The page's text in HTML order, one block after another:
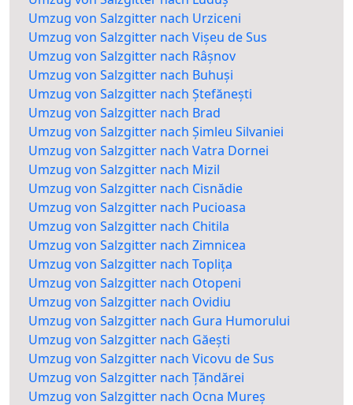
Umzug von Salzgitter nach Urziceni
Umzug von Salzgitter nach Vișeu de Sus
Umzug von Salzgitter nach Râșnov
Umzug von Salzgitter nach Buhuși
Umzug von Salzgitter nach Ștefănești
Umzug von Salzgitter nach Brad
Umzug von Salzgitter nach Șimleu Silvaniei
Umzug von Salzgitter nach Vatra Dornei
Umzug von Salzgitter nach Mizil
Umzug von Salzgitter nach Cisnădie
Umzug von Salzgitter nach Pucioasa
Umzug von Salzgitter nach Chitila
Umzug von Salzgitter nach Zimnicea
Umzug von Salzgitter nach Toplița
Umzug von Salzgitter nach Otopeni
Umzug von Salzgitter nach Ovidiu
Umzug von Salzgitter nach Gura Humorului
Umzug von Salzgitter nach Găești
Umzug von Salzgitter nach Vicovu de Sus
Umzug von Salzgitter nach Țăndărei
Umzug von Salzgitter nach Ocna Mureș